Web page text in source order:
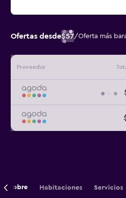
Ofertas desde$57/Oferta más
Proveedor
Sobre Habitaciones Servicios